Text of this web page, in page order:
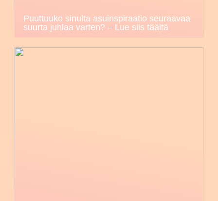
Puuttuuko sinulta asuinspiraatio seuraavaa
suurta juhlaa varten? – Lue siis täältä